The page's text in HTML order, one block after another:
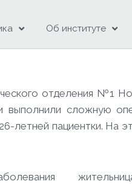
Об институте
отделения №1
выполнили сложную
летней пациентки. На